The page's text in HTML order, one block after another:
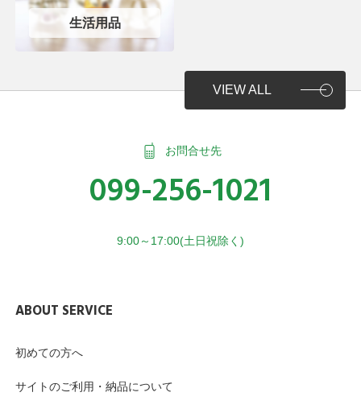
生活用品
VIEW ALL
お問合せ先
099-256-1021
9:00～17:00(土日祝除く)
ABOUT SERVICE
初めての方へ
サイトのご利用・納品について